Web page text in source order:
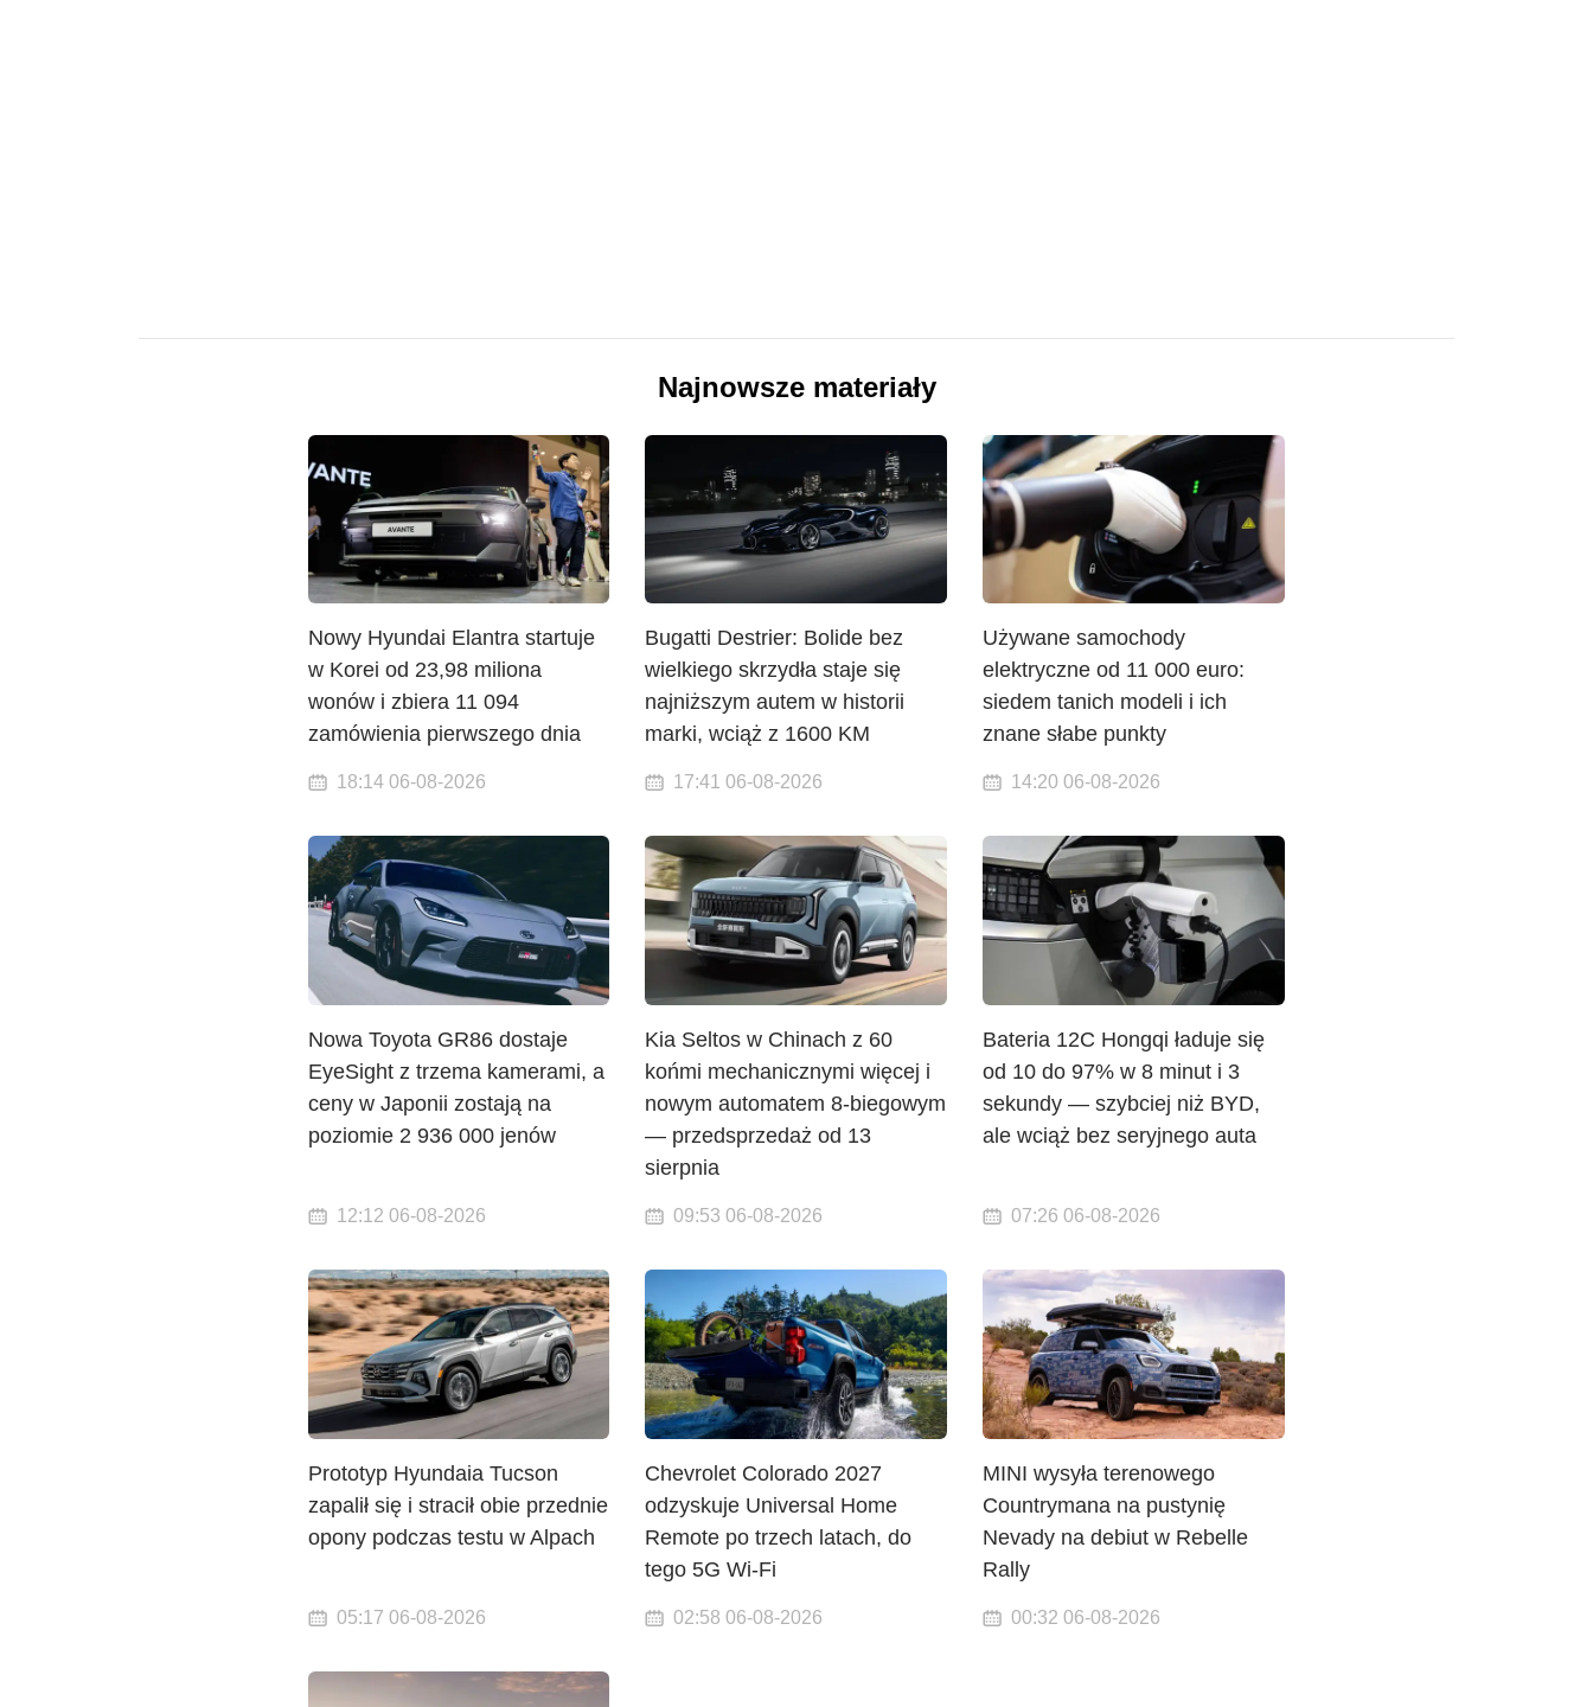
Najnowsze materiały
Nowy Hyundai Elantra startuje
w Korei od 23,98 miliona
wonów i zbiera 11 094
zamówienia pierwszego dnia
18:14 06-08-2026
Bugatti Destrier: Bolide bez
wielkiego skrzydła staje się
najniższym autem w historii
marki, wciąż z 1600 KM
17:41 06-08-2026
Używane samochody
elektryczne od 11 000 euro:
siedem tanich modeli i ich
znane słabe punkty
14:20 06-08-2026
Nowa Toyota GR86 dostaje
EyeSight z trzema kamerami, a
ceny w Japonii zostają na
poziomie 2 936 000 jenów
12:12 06-08-2026
Kia Seltos w Chinach z 60
końmi mechanicznymi więcej i
nowym automatem 8-biegowym
— przedsprzedaż od 13
sierpnia
09:53 06-08-2026
Bateria 12C Hongqi ładuje się
od 10 do 97% w 8 minut i 3
sekundy — szybciej niż BYD,
ale wciąż bez seryjnego auta
07:26 06-08-2026
Prototyp Hyundaia Tucson
zapalił się i stracił obie przednie
opony podczas testu w Alpach
05:17 06-08-2026
Chevrolet Colorado 2027
odzyskuje Universal Home
Remote po trzech latach, do
tego 5G Wi-Fi
02:58 06-08-2026
MINI wysyła terenowego
Countrymana na pustynię
Nevady na debiut w Rebelle
Rally
00:32 06-08-2026